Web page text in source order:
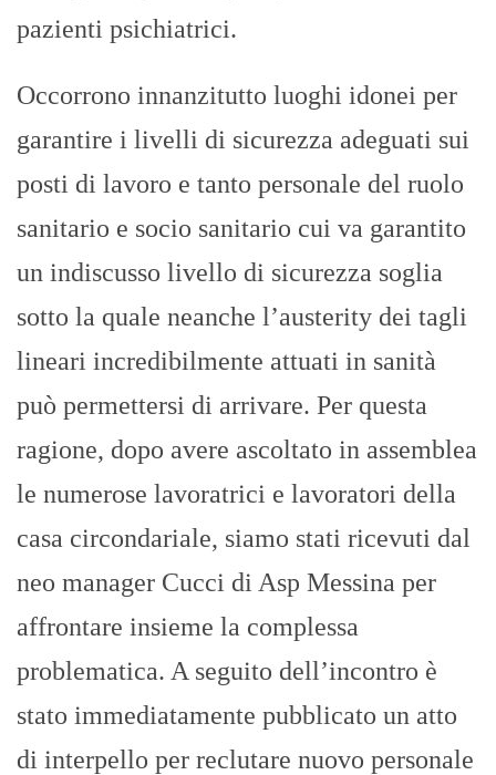
pazienti psichiatrici.
Occorrono innanzitutto luoghi idonei per
garantire i livelli di sicurezza adeguati sui
posti di lavoro e tanto personale del ruolo
sanitario e socio sanitario cui va garantito
un indiscusso livello di sicurezza soglia
sotto la quale neanche l’austerity dei tagli
lineari incredibilmente attuati in sanità
può permettersi di arrivare. Per questa
ragione, dopo avere ascoltato in assemblea
le numerose lavoratrici e lavoratori della
casa circondariale, siamo stati ricevuti dal
neo manager Cucci di Asp Messina per
affrontare insieme la complessa
problematica. A seguito dell’incontro è
stato immediatamente pubblicato un atto
di interpello per reclutare nuovo personale